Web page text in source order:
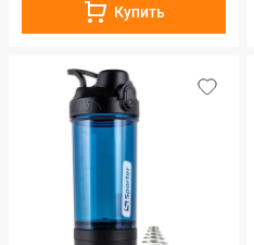
Купить